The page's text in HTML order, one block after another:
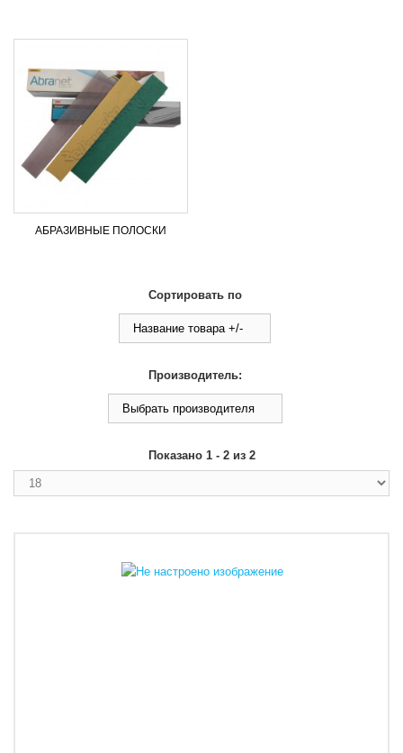
АБРАЗИВНЫЕ ПОЛОСКИ
Сортировать по
Название товара +/-
Производитель:
Выбрать производителя
Показано 1 - 2 из 2